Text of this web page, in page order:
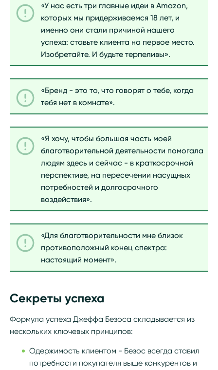
«У нас есть три главные идеи в Amazon,
которых мы придерживаемся 18 лет, и
именно они стали причиной нашего
успеха: ставьте клиента на первое место.
Изобретайте. И будьте терпеливы».
«Бренд - это то, что говорят о тебе, когда
тебя нет в комнате».
«Я хочу, чтобы большая часть моей
благотворительной деятельности помогала
людям здесь и сейчас - в краткосрочной
перспективе, на пересечении насущных
потребностей и долгосрочного
воздействия».
«Для благотворительности мне близок
противоположный конец спектра:
настоящий момент».
Секреты успеха
Формула успеха Джеффа Безоса складывается из
нескольких ключевых принципов:
Одержимость клиентом - Безос всегда ставил
потребности покупателя выше конкурентов и